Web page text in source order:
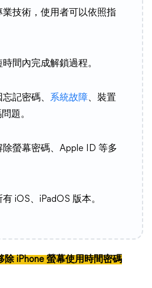
業技術，使用者可以依照指
時間內完成解鎖過程。
忘記密碼、 系統故障、裝置
題。
除螢幕密碼、Apple ID 等多
有 iOS、iPadOS 版本。
除 iPhone 螢幕使用時間密碼